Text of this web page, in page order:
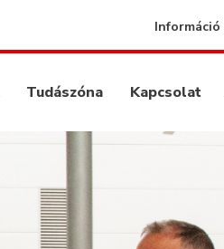
Információ
Tudászóna Kapcsolat